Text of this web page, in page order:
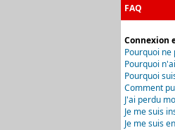
FAQ
Connexion
Pourquoi ne
Pourquoi
Pourquoi
Comment
J'ai perdu
Je me suis
Je me suis